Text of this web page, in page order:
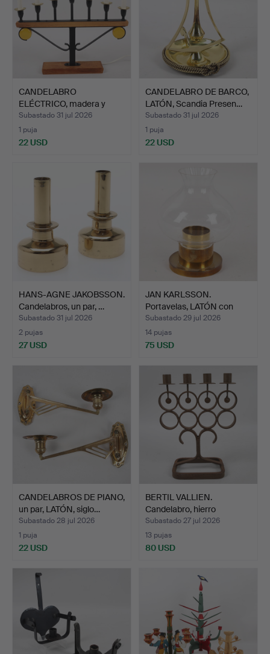
CANDELABRO
ELÉCTRICO, madera y
metal, GK84…
Subastado 31 jul 2026
1 puja
22 USD
CANDELABRO DE BARCO,
LATÓN, Scandia Presen…
Subastado 31 jul 2026
1 puja
22 USD
HANS-AGNE JAKOBSSON.
Candelabros, un par, …
Subastado 31 jul 2026
2 pujas
27 USD
JAN KARLSSON.
Portavelas, LATÓN con
cúpula…
Subastado 29 jul 2026
14 pujas
75 USD
CANDELABROS DE PIANO,
un par, LATÓN, siglo…
Subastado 28 jul 2026
1 puja
22 USD
BERTIL VALLIEN.
Candelabro, hierro
fundido…
Subastado 27 jul 2026
13 pujas
80 USD